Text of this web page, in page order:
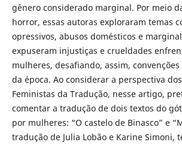
gênero considerado marginal. Por meio
horror, essas autoras exploraram temas
opressivos, abusos domésticos e
expuseram injustiças e crueldades
mulheres, desafiando, assim,
da época. Ao considerar a perspectiva
Feministas da Tradução, nesse artigo,
comentar a tradução de dois textos do
por mulheres: “O castelo de Binasco” e
tradução de Julia Lobão e Karine Simoni,